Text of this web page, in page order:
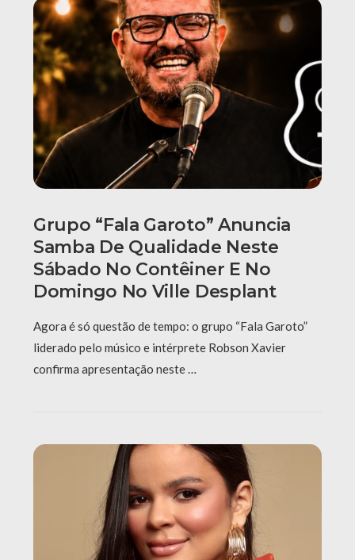
Grupo “Fala Garoto” Anuncia
Samba De Qualidade Neste
Sábado No Contêiner E No
Domingo No Ville Desplant
Agora é só questão de tempo: o grupo “Fala Garoto”
liderado pelo músico e intérprete Robson Xavier
confirma apresentação neste …